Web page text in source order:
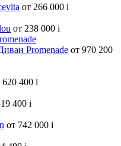
от 266 000 i
от 238 000 i
Promenade от 970 200
620 400 i
400 i
от 742 000 i